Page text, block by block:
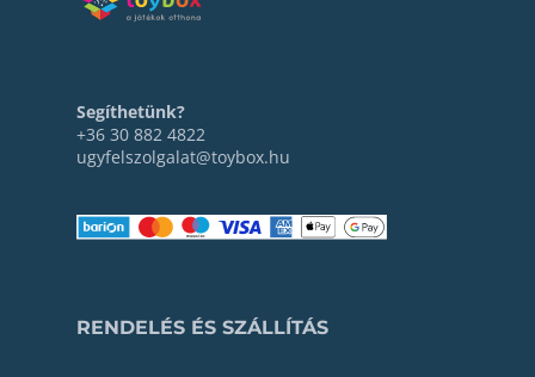
Segíthetünk?
+36 30 882 4822
ugyfelszolgalat@toybox.hu
RENDELÉS ÉS SZÁLLÍTÁS